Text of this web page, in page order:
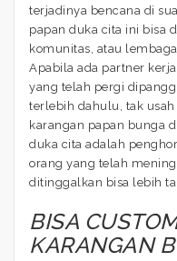
terjadinya bencana di
papan duka cita ini bisa
komunitas, atau
Apabila ada partner
yang telah pergi
terlebih dahulu, tak
karangan papan bunga
duka cita adalah
orang yang telah
ditinggalkan bisa lebih
BISA
KARANGAN